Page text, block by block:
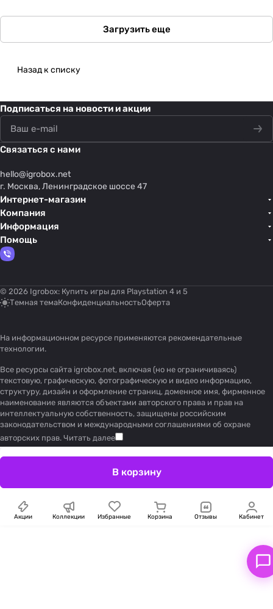
Загрузить еще
Назад к списку
Подписаться на новости и акции
Связаться с нами
hello@igrobox.net
г. Москва, Ленинградское шоссе 47
Интернет-магазин
Компания
Информация
Помощь
© 2026 Igrobox: Купить игры для Playstation 4 и 5
Темная темаКонфиденциальностьОферта
На информационном ресурсе применяются рекомендательные
технологии.
Все ресурсы сайта igrobox.net, включая (но не ограничиваясь)
текстовую, графическую, фотографическую и видео информацию,
структуру, дизайн и оформление страниц, доменное имя, фирменное
наименование являются объектами авторского права и прав на
интеллектуальную собственность, защищены российским
законодательством и международными соглашениями об охране
авторских прав. Читать далее
В корзину
Акции Коллекции Избранные Корзина Отзывы Кабинет